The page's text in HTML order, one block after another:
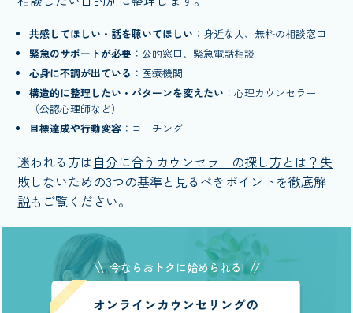
共感してほしい・話を聴いてほしい ：身近な人、無料の相談窓口
緊急のサポートが必要 ：公的窓口、緊急電話相談
心身に不調が出ている ：医療機関
構造的に整理したい・パターンを変えたい ：心理カウンセラー
（公認心理師など）
目標達成や行動変容 ：コーチング
迷われる方は 自分に合うカウンセラーの探し方とは？失
敗しないための3つの基準と見るべきポイントを徹底解
説もご覧ください。
今ならおトクに始められる!